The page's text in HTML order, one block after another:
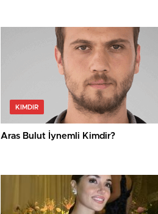
KIMDIR
Aras Bulut İynemli Kimdir?